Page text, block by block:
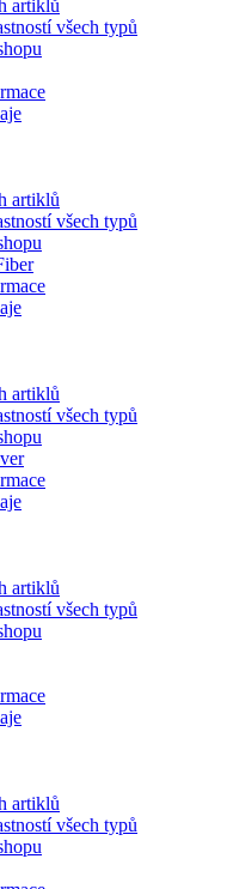
artiklů
všech typů
artiklů
všech typů
artiklů
všech typů
artiklů
všech typů
artiklů
všech typů